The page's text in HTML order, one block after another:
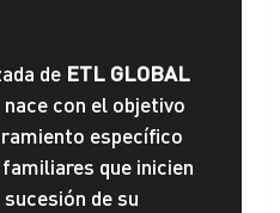
de ETL GLOBAL
nace con el objetivo
específico
que inicien
de su